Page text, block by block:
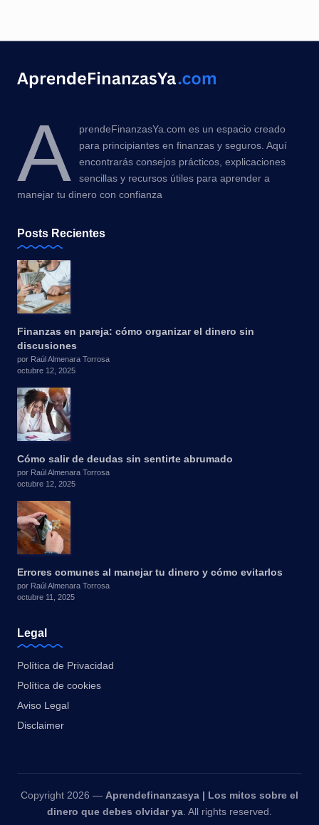
A
prendeFinanzasYa.com es un espacio creado
para principiantes en finanzas y seguros. Aquí
encontrarás consejos prácticos, explicaciones
sencillas y recursos útiles para aprender a
manejar tu dinero con confianza
Posts Recientes
Finanzas en pareja: cómo organizar el dinero sin
discusiones
por Raúl Almenara Torrosa
octubre 12, 2025
Cómo salir de deudas sin sentirte abrumado
por Raúl Almenara Torrosa
octubre 12, 2025
Errores comunes al manejar tu dinero y cómo evitarlos
por Raúl Almenara Torrosa
octubre 11, 2025
Legal
Política de Privacidad
Política de cookies
Aviso Legal
Disclaimer
Copyright 2026 — Aprendefinanzasya | Los mitos sobre el
dinero que debes olvidar ya. All rights reserved.